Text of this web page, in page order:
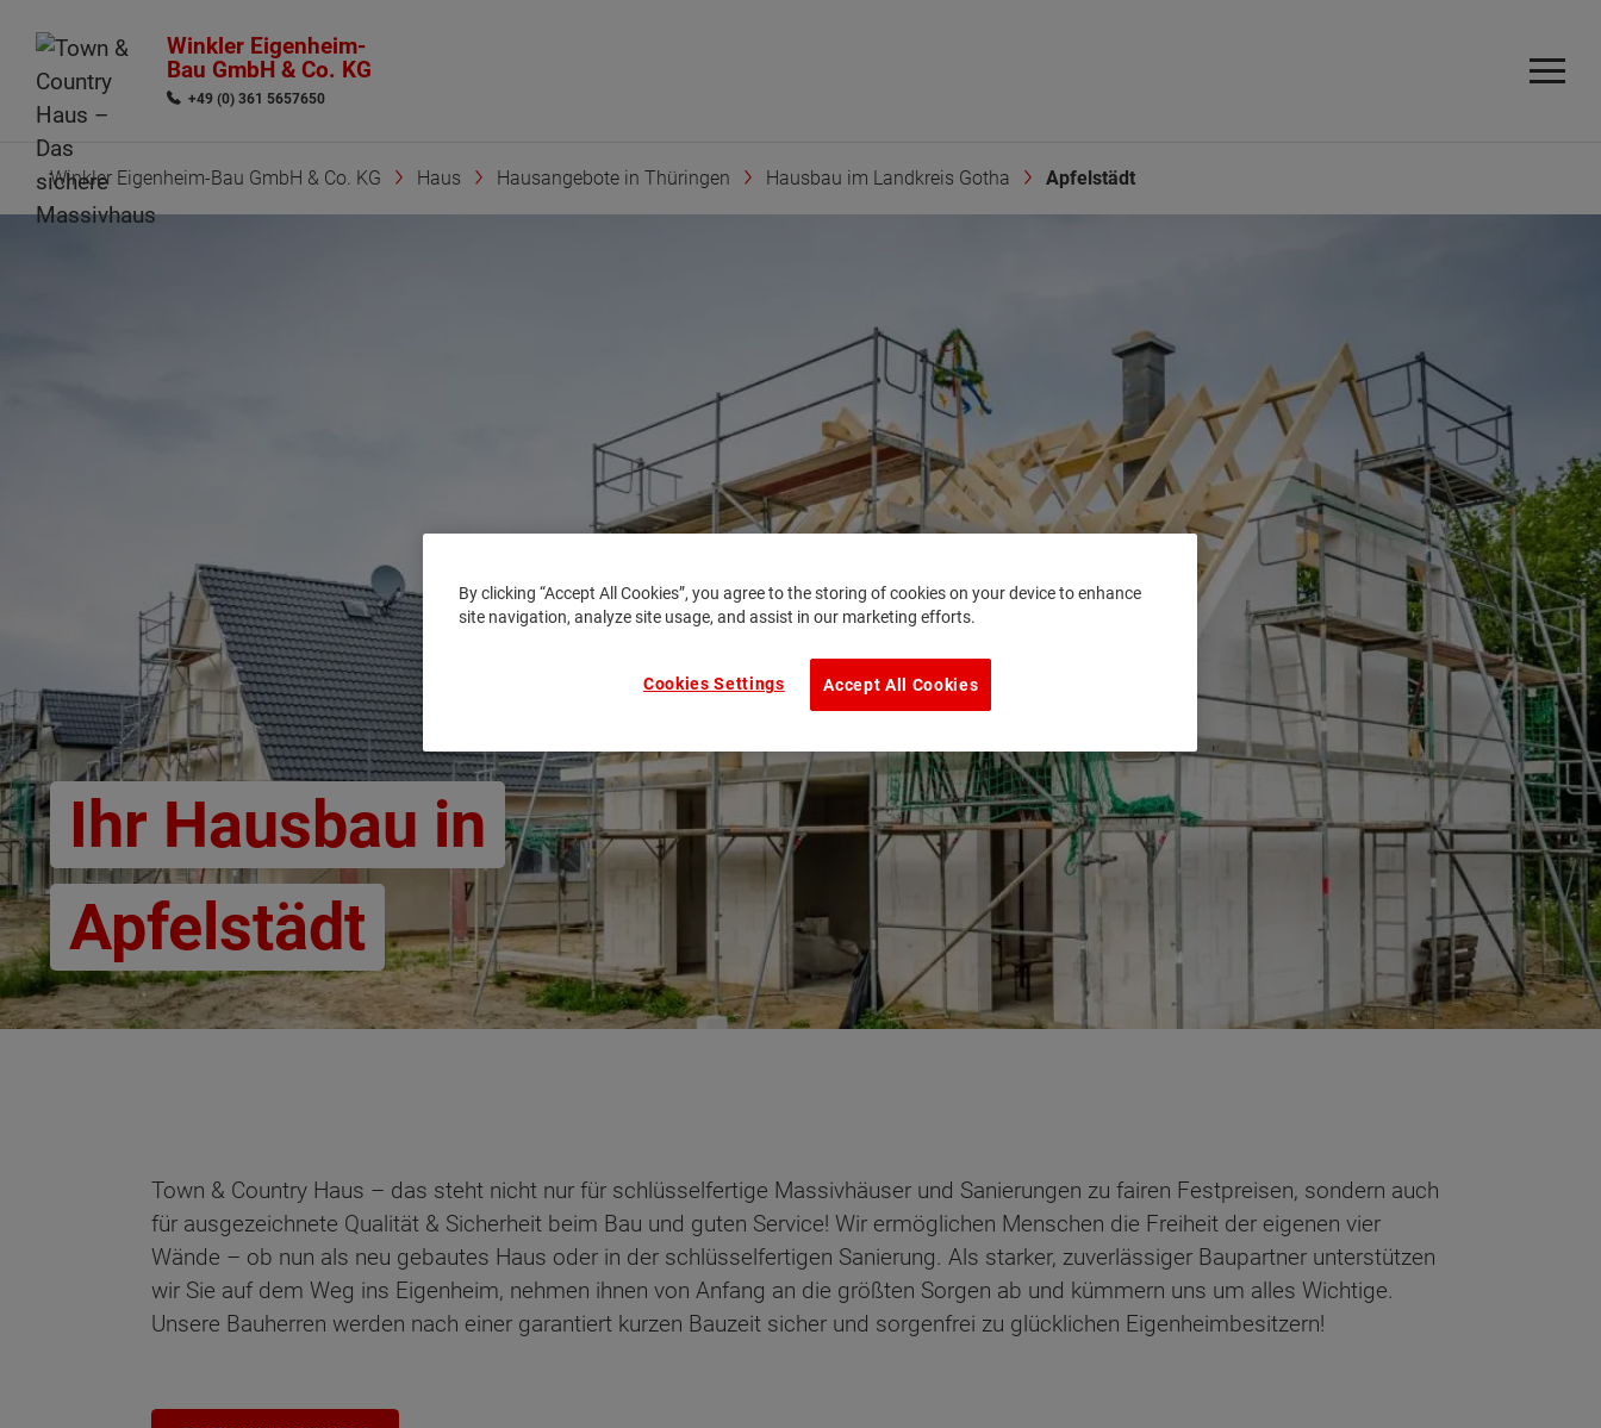
Winkler Eigenheim-
Bau GmbH & Co. KG
+49 (0) 361 5657650
Winkler Eigenheim-Bau GmbH & Co. KG Haus Hausangebote in Thüringen Hausbau im Landkreis Gotha Apfelstädt
Ihr Hausbau in
Apfelstädt
Town & Country Haus – das steht nicht nur für schlüsselfertige Massivhäuser und Sanierungen zu fairen Festpreisen, sondern auch
für ausgezeichnete Qualität & Sicherheit beim Bau und guten Service! Wir ermöglichen Menschen die Freiheit der eigenen vier
Wände – ob nun als neu gebautes Haus oder in der schlüsselfertigen Sanierung. Als starker, zuverlässiger Baupartner unterstützen
wir Sie auf dem Weg ins Eigenheim, nehmen ihnen von Anfang an die größten Sorgen ab und kümmern uns um alles Wichtige.
Unsere Bauherren werden nach einer garantiert kurzen Bauzeit sicher und sorgenfrei zu glücklichen Eigenheimbesitzern!
By clicking “Accept All Cookies”, you agree to the storing of cookies on your device to enhance
site navigation, analyze site usage, and assist in our marketing efforts.
Accept All Cookies
Cookies Settings